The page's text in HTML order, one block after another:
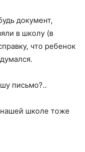
документ,
в школу (в
что ребенок
письмо?..
школе тоже